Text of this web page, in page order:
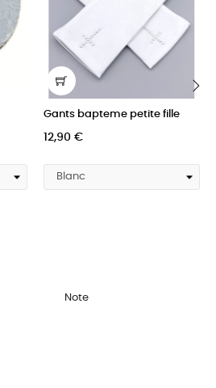
Gants bapteme petite fille
12,90 €
Note